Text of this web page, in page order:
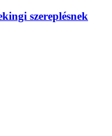
szereplésnek